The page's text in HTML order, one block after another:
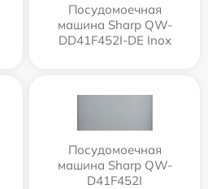
Посудомоечная
машина Sharp QW-
DD41F452I-DE Inox
Посудомоечная
машина Sharp QW-
D41F452I